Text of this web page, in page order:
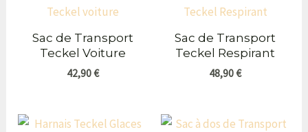
Sac de Transport
Teckel Voiture
42,90€
Sac de Transport
Teckel Respirant
48,90€